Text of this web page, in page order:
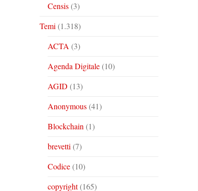
Censis(3)
Temi (1.318)
ACTA (3)
Agenda Digitale(10)
AGID (13)
Anonymous(41)
Blockchain (1)
brevetti (7)
Codice(10)
copyright(165)